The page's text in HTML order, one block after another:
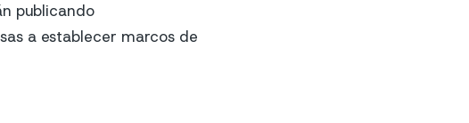
publicando
a establecer marcos de